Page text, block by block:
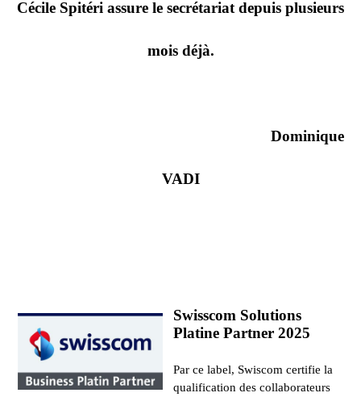
Cécile Spitéri assure le secrétariat depuis plusieurs
mois déjà.
Dominique
VADI
Swisscom Solutions
Platine Partner 2025
Par ce label, Swiscom certifie la
qualification des collaborateurs